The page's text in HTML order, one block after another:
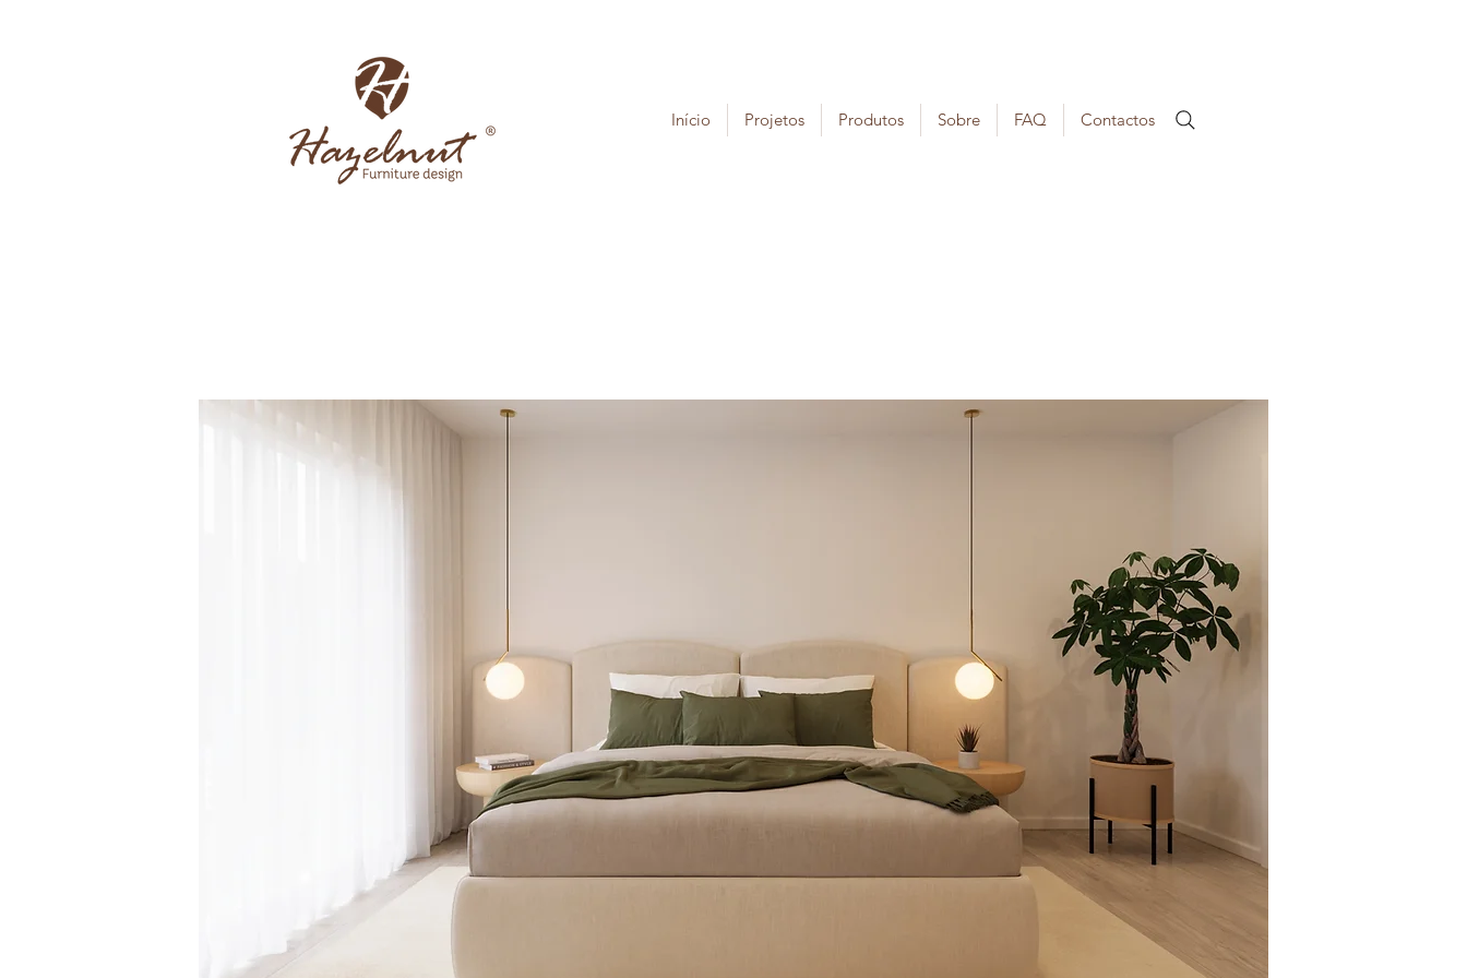
Início Projetos Produtos Sobre FAQ Contactos